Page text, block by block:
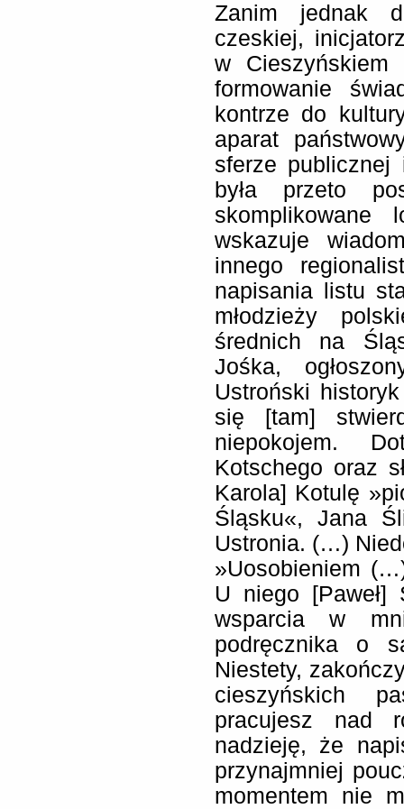
Zanim jednak
czeskiej,
w
formowanie
kontrze do
aparat
sferze publicznej
była przeto
skomplikowane
wskazuje
innego
napisania listu
młodzieży
średnich na
Jośka,
Ustroński
się [tam]
niepokojem.
Kotschego oraz
Karola] Kotulę
Śląsku«, Jana
Ustronia. (…)
»Uosobieniem
U niego
wsparcia w
podręcznika o
Niestety,
cieszyńskich
pracujesz nad
nadzieję, że
przynajmniej
momentem nie